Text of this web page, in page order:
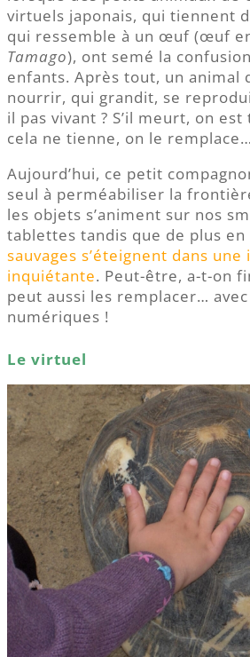
virtuels japonais, qui tiennent
qui ressemble à un œuf (œuf
Tamago), ont semé la
enfants. Après tout, un animal
nourrir, qui grandit, se
il pas vivant ? S’il meurt, on est
cela ne tienne, on le remplace…
Aujourd’hui, ce petit
seul à perméabiliser la
les objets s’animent sur nos
tablettes tandis que de plus en
sauvages s’éteignent dans
inquiétante. Peut-être, a-t-on
peut aussi les remplacer…
numériques !
Le virtuel